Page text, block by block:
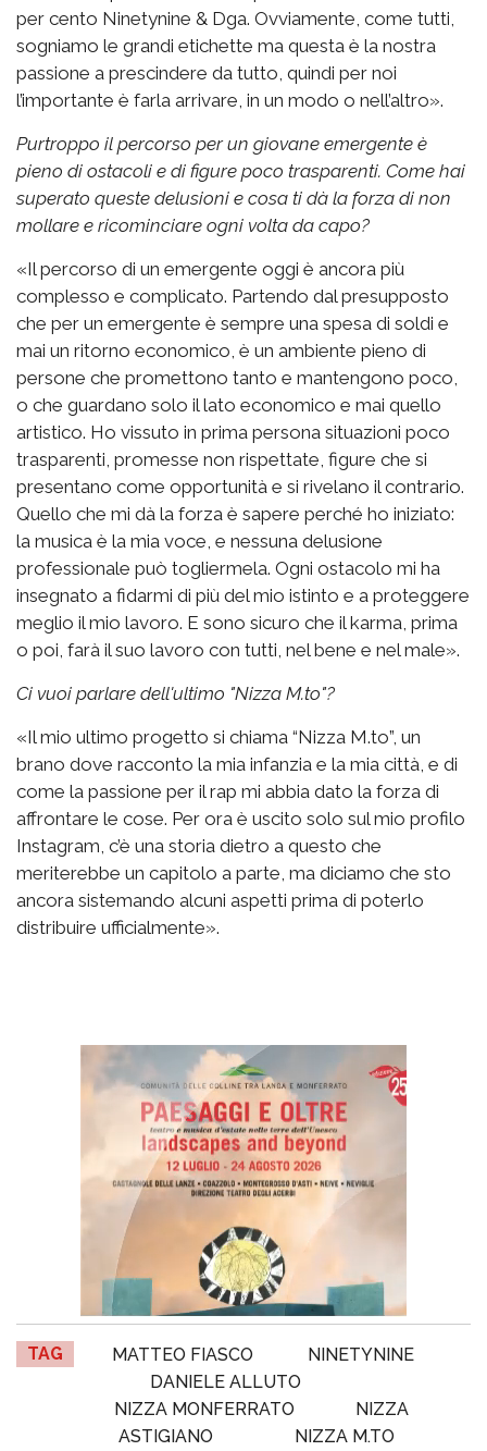
per cento Ninetynine & Dga. Ovviamente, come tutti,
sogniamo le grandi etichette ma questa è la nostra
passione a prescindere da tutto, quindi per noi
l’importante è farla arrivare, in un modo o nell’altro».
Purtroppo il percorso per un giovane emergente è
pieno di ostacoli e di figure poco trasparenti. Come hai
superato queste delusioni e cosa ti dà la forza di non
mollare e ricominciare ogni volta da capo?
«Il percorso di un emergente oggi è ancora più
complesso e complicato. Partendo dal presupposto
che per un emergente è sempre una spesa di soldi e
mai un ritorno economico, è un ambiente pieno di
persone che promettono tanto e mantengono poco,
o che guardano solo il lato economico e mai quello
artistico. Ho vissuto in prima persona situazioni poco
trasparenti, promesse non rispettate, figure che si
presentano come opportunità e si rivelano il contrario.
Quello che mi dà la forza è sapere perché ho iniziato:
la musica è la mia voce, e nessuna delusione
professionale può togliermela. Ogni ostacolo mi ha
insegnato a fidarmi di più del mio istinto e a proteggere
meglio il mio lavoro. E sono sicuro che il karma, prima
o poi, farà il suo lavoro con tutti, nel bene e nel male».
Ci vuoi parlare dell'ultimo "Nizza M.to"?
«Il mio ultimo progetto si chiama “Nizza M.to”, un
brano dove racconto la mia infanzia e la mia città, e di
come la passione per il rap mi abbia dato la forza di
affrontare le cose. Per ora è uscito solo sul mio profilo
Instagram, c’è una storia dietro a questo che
meriterebbe un capitolo a parte, ma diciamo che sto
ancora sistemando alcuni aspetti prima di poterlo
distribuire ufficialmente».
TAG MATTEO FIASCO
NINETYNINE
DANIELE ALLUTO
NIZZA MONFERRATO
NIZZA
ASTIGIANO
NIZZA M.TO